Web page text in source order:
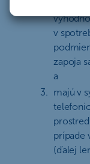
v
zapoja
a
majú v
prípade
(ďalej